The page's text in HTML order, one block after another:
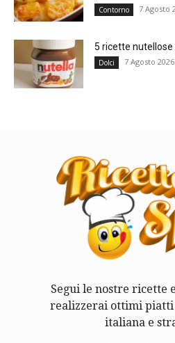
Contorno 7 Agosto
5 ricette
Dolci 7 Agosto 2026
Segui le nostre ricette
realizzerai ottimi
italiana e